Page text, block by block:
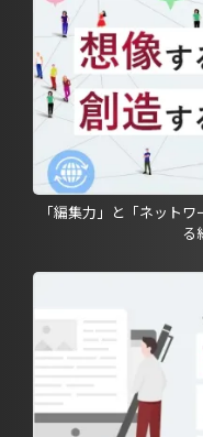
「編集力」と「ネット
る